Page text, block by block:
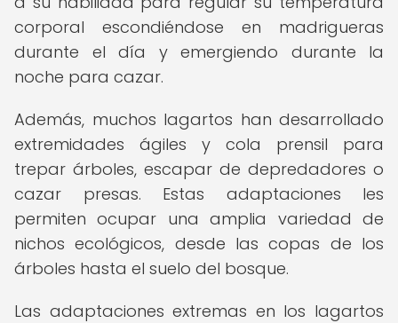
corporal escondiéndose en madrigueras
durante el día y emergiendo durante la
noche para cazar.
Además, muchos lagartos han desarrollado
extremidades ágiles y cola prensil para
trepar árboles, escapar de depredadores o
cazar presas. Estas adaptaciones les
permiten ocupar una amplia variedad de
nichos ecológicos, desde las copas de los
árboles hasta el suelo del bosque.
Las adaptaciones extremas en los lagartos